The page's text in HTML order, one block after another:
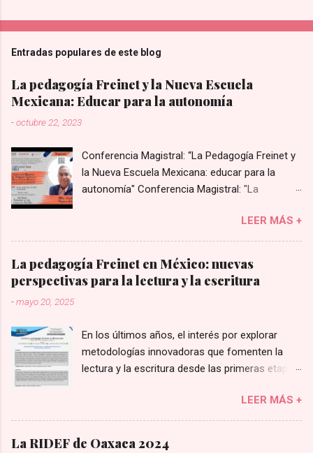
Entradas populares de este blog
La pedagogía Freinet y la Nueva Escuela
Mexicana: Educar para la autonomía
-octubre 22, 2023
Conferencia Magistral: “La Pedagogía Freinet y
la Nueva Escuela Mexicana: educar para la
autonomía" Conferencia Magistral: "La
educar para la autonomía”, impartida por
Cenobio Popoca Ochoa.
LEER MÁS +
La pedagogía Freinet en México: nuevas
perspectivas para la lectura y la escritura
-mayo 20, 2025
En los últimos años, el interés por explorar
metodologías innovadoras que fomenten la
lectura y la escritura desde las primeras etapas
históricos con nuevas perspectivas. En este
contexto, la pedagogía de Célestin Freinet ha
LEER MÁS +
La RIDEF de Oaxaca 2024